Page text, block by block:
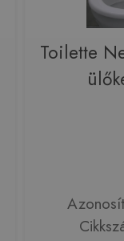
Toilette